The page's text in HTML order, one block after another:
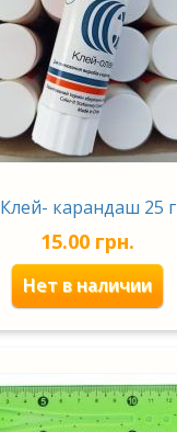
Клей- карандаш 25 г
15.00 грн.
Нет в наличии